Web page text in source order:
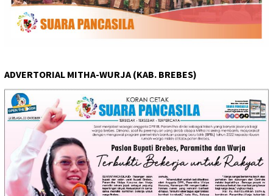
ADVERTORIAL MITHA-WURJA (KAB. BREBES)